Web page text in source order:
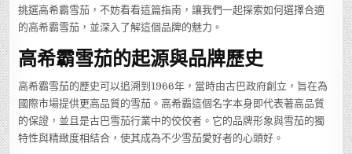
挑選高希霸雪茄，不妨看看這篇指南，讓我們一起探索如何選擇合適
的高希霸雪茄，並深入了解這個品牌的魅力。
高希霸雪茄的起源與品牌歷史
高希霸雪茄的歷史可以追溯到1966年，當時由古巴政府創立，旨在為
國際市場提供更高品質的雪茄。高希霸這個名字本身即代表著高品質
的保證，並且是古巴雪茄行業中的佼佼者。它的品牌形象與雪茄的獨
特性與精緻度相結合，使其成為不少雪茄愛好者的心頭好。